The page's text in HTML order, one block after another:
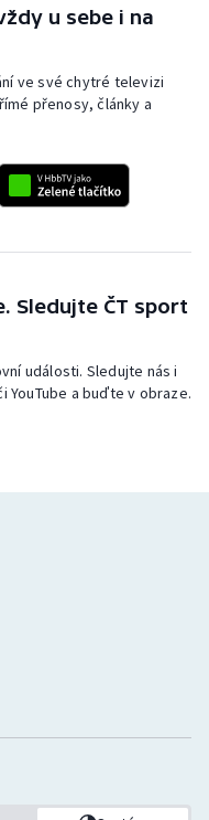
u sebe i na
ve své chytré televizi
přenosy, články a
Sledujte ČT sport
události. Sledujte nás i
YouTube a buďte v obraze.